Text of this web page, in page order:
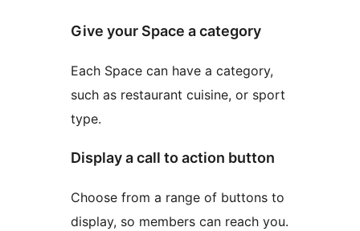
Give your Space a category
Each Space can have a category,
such as restaurant cuisine, or sport
type.
Display a call to action button
Choose from a range of buttons to
display, so members can reach you.